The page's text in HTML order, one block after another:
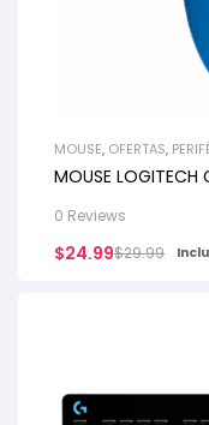
MOUSE, OFERTAS,
MOUSE LOGITECH
0 Reviews
$29.99
$24.99